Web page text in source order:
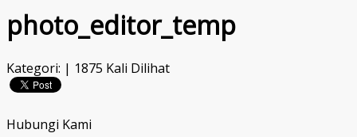
photo_editor_temp
Kategori: | 1875 Kali Dilihat
Hubungi Kami